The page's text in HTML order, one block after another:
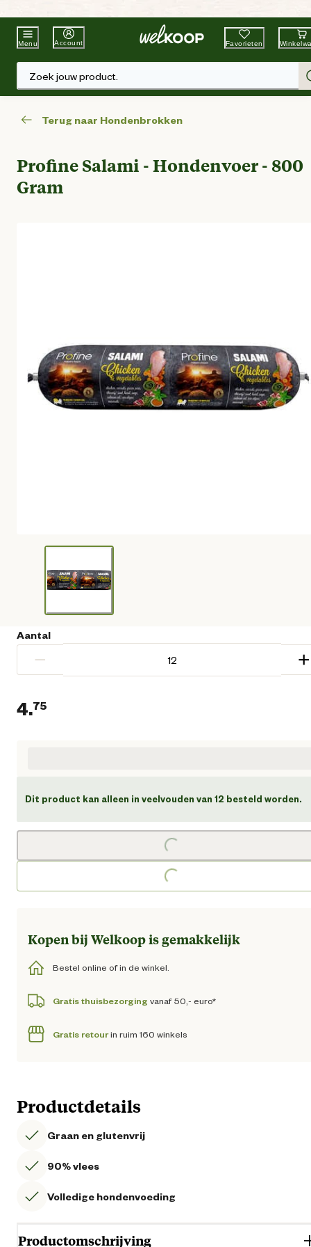
Beste WinkelketenTuin & Dier
Menu Account Favorieten
Zoek jouw product.
Terug naar Hondenbrokken
Profine Salami - Hondenvoer - 800
Gram
Aantal
− +
4.75
Dit product kan alleen in veelvouden van 12 besteld worden.
Loading...
Loading...
Kopen bij Welkoop is gemakkelijk
Bestel online of in de winkel.
Gratis thuisbezorging vanaf 50,- euro*
Gratis retourin ruim 160 winkels
Productdetails
Graan en glutenvrij
90% vlees
Volledige hondenvoeding
Productomschrijving